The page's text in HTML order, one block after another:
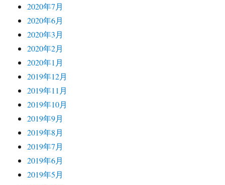
2020年7月
2020年6月
2020年3月
2020年2月
2020年1月
2019年12月
2019年11月
2019年10月
2019年9月
2019年8月
2019年7月
2019年6月
2019年5月